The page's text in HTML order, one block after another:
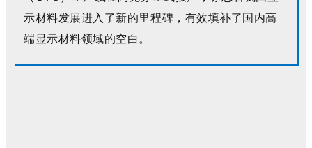
示材料发展进入了新的里程碑，有效填补了国内高
端显示材料领域的空白。